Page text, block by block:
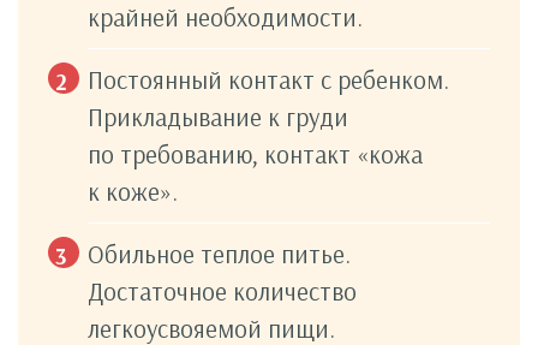
крайней необходимости.
Постоянный контакт с ребенком.
Прикладывание к груди
по требованию, контакт «кожа
к коже».
Обильное теплое питье.
Достаточное количество
легкоусвояемой пищи.